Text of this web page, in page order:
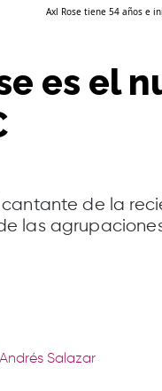
Axl Rose tiene 54 años e
es el
de la
las
Andrés Salazar